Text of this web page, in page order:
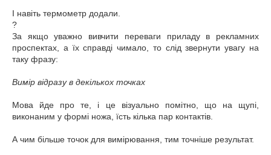
І навіть термометр додали.
?
За якщо уважно вивчити переваги приладу в рекламних
проспектах, а їх справді чимало, то слід звернути увагу на
таку фразу:
Вимір відразу в декількох точках
Мова йде про те, і це візуально помітно, що на щупі,
виконаним у формі ножа, їсть кілька пар контактів.
А чим більше точок для вимірювання, тим точніше результат.